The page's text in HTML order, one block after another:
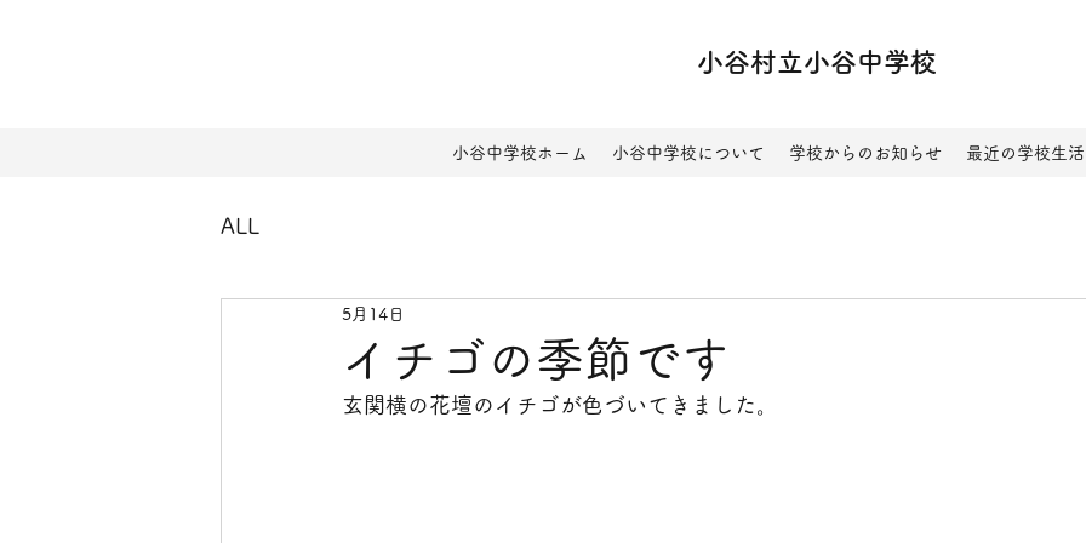
小谷村立小谷中学校
小谷中学校ホーム 小谷中学校について 学校からのお知らせ 最近の学校生活
ALL
イチゴの季節です
5月14日
玄関横の花壇のイチゴが色づいてきました。